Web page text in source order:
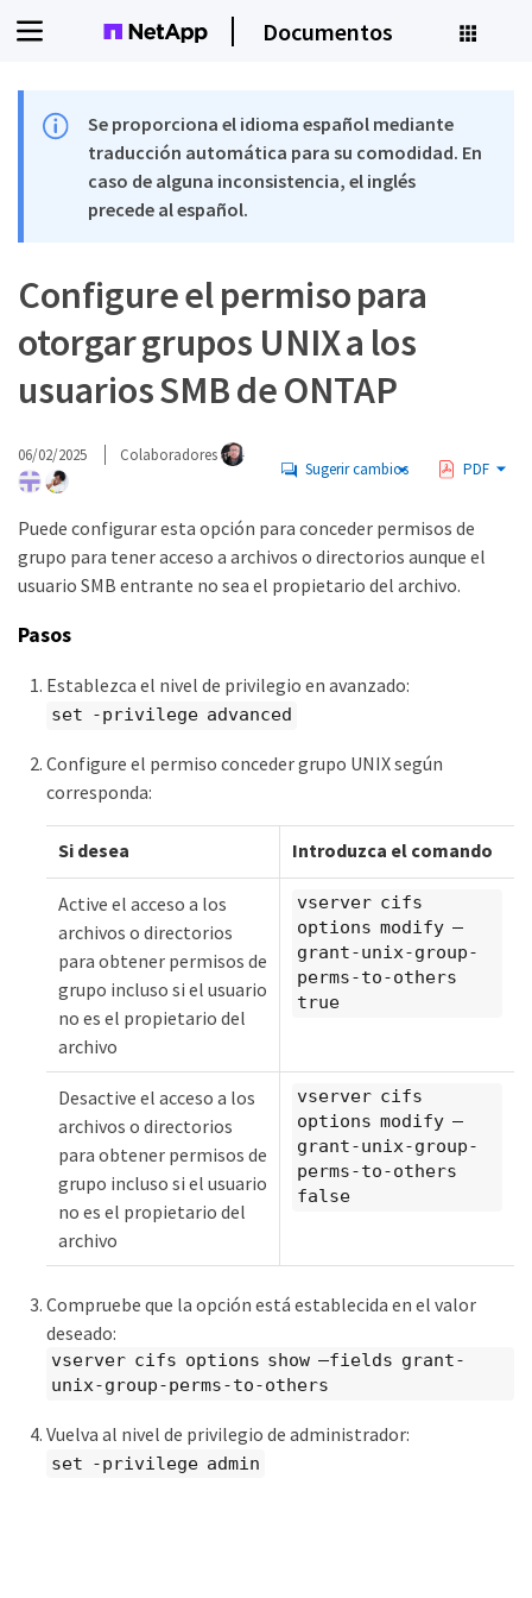
Documentos
Se proporciona el idioma español mediante
traducción automática para su comodidad. En
caso de alguna inconsistencia, el inglés
precede al español.
Configure el permiso para
otorgar grupos UNIX a los
usuarios SMB de ONTAP
06/02/2025 Colaboradores
Sugerir cambios PDF
Puede configurar esta opción para conceder permisos de
grupo para tener acceso a archivos o directorios aunque el
usuario SMB entrante no sea el propietario del archivo.
Pasos
Establezca el nivel de privilegio en avanzado:
set -privilege advanced
Configure el permiso conceder grupo UNIX según
corresponda:
Si desea Introduzca el comando
Active el acceso a los
archivos o directorios
para obtener permisos de
grupo incluso si el usuario
no es el propietario del
archivo
vserver cifs
options modify –
grant-unix-group-
perms-to-others
true
Desactive el acceso a los
archivos o directorios
para obtener permisos de
grupo incluso si el usuario
no es el propietario del
archivo
vserver cifs
options modify –
grant-unix-group-
perms-to-others
false
Compruebe que la opción está establecida en el valor
deseado:
vserver cifs options show –fields grant-
unix-group-perms-to-others
Vuelva al nivel de privilegio de administrador:
set -privilege admin